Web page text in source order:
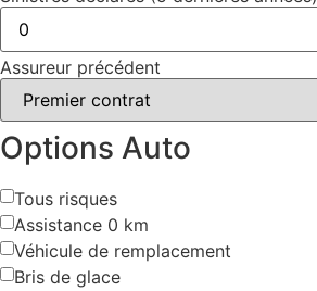
Assureur précédent
Options Auto
Tous risques
Assistance 0 km
Véhicule de remplacement
Bris de glace